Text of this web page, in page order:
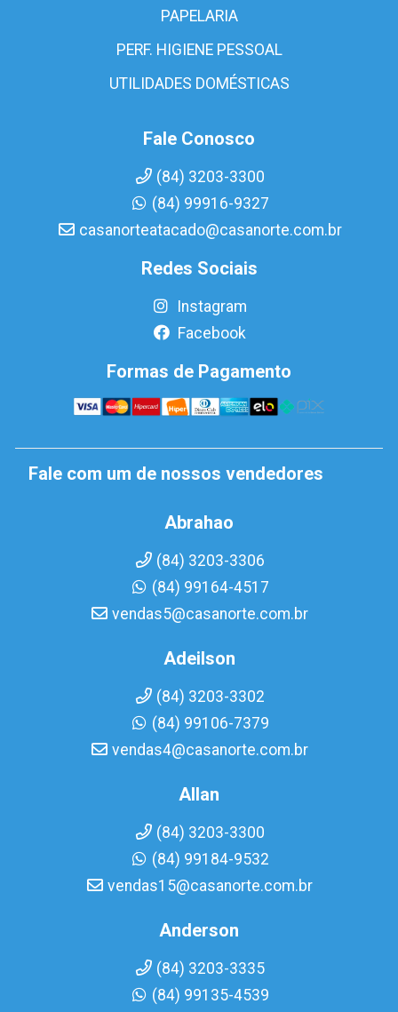
PAPELARIA
PERF. HIGIENE PESSOAL
UTILIDADES DOMÉSTICAS
Fale Conosco
(84) 3203-3300
(84) 99916-9327
casanorteatacado@casanorte.com.br
Redes Sociais
Instagram
Facebook
Formas de Pagamento
Fale com um de nossos vendedores
Abrahao
(84) 3203-3306
(84) 99164-4517
vendas5@casanorte.com.br
Adeilson
(84) 3203-3302
(84) 99106-7379
vendas4@casanorte.com.br
Allan
(84) 3203-3300
(84) 99184-9532
vendas15@casanorte.com.br
Anderson
(84) 3203-3335
(84) 99135-4539